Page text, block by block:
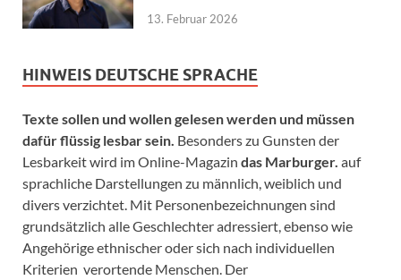
13. Februar 2026
HINWEIS DEUTSCHE SPRACHE
Texte sollen und wollen gelesen werden und müssen
dafür flüssig lesbar sein. Besonders zu Gunsten der
Lesbarkeit wird im Online-Magazin das Marburger. auf
sprachliche Darstellungen zu männlich, weiblich und
divers verzichtet. Mit Personenbezeichnungen sind
grundsätzlich alle Geschlechter adressiert, ebenso wie
Angehörige ethnischer oder sich nach individuellen
Kriterien verortende Menschen. Der